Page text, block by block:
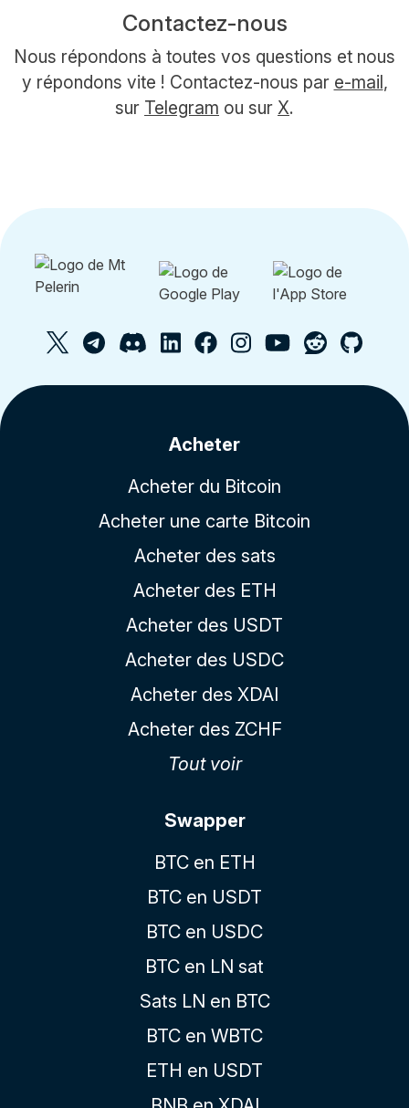
Contactez-nous
Nous répondons à toutes vos questions et nous
y répondons vite ! Contactez-nous par e-mail,
sur Telegram ou sur X.
Acheter
Acheter du Bitcoin
Acheter une carte Bitcoin
Acheter des sats
Acheter des ETH
Acheter des USDT
Acheter des USDC
Acheter des XDAI
Acheter des ZCHF
Tout voir
Swapper
BTC en ETH
BTC en USDT
BTC en USDC
BTC en LN sat
Sats LN en BTC
BTC en WBTC
ETH en USDT